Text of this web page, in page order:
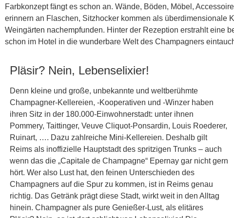
Farbkonzept fängt es schon an. Wände, Böden, Möbel,
erinnern an Flaschen, Sitzhocker kommen als überdimensionale
Weingärten nachempfunden. Hinter der Rezeption erstrahlt eine
schon im Hotel in die wunderbare Welt des Champagners
Pläsir? Nein, Lebenselixier!
Denn kleine und große, unbekannte und weltberühmte
Champagner-Kellereien, -Kooperativen und -Winzer haben
ihren Sitz in der 180.000-Einwohnerstadt: unter ihnen
Pommery, Taittinger, Veuve Cliquot-Ponsardin, Louis Roederer,
Ruinart, …. Dazu zahlreiche Mini-Kellereien. Deshalb gilt
Reims als inoffizielle Hauptstadt des spritzigen Trunks – auch
wenn das die „Capitale de Champagne“ Epernay gar nicht gern
hört. Wer also Lust hat, den feinen Unterschieden des
Champagners auf die Spur zu kommen, ist in Reims genau
richtig. Das Getränk prägt diese Stadt, wirkt weit in den Alltag
hinein. Champagner als pure Genießer-Lust, als elitäres